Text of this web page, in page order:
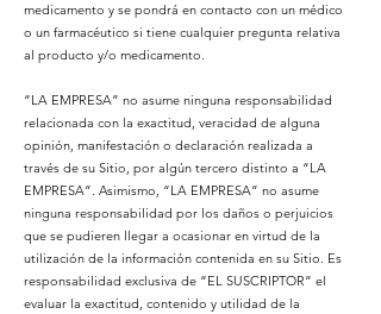
medicamento y se pondrá en contacto con un médico
o un farmacéutico si tiene cualquier pregunta relativa
al producto y/o medicamento.
“LA EMPRESA” no asume ninguna responsabilidad
relacionada con la exactitud, veracidad de alguna
opinión, manifestación o declaración realizada a
través de su Sitio, por algún tercero distinto a “LA
EMPRESA”. Asimismo, “LA EMPRESA” no asume
ninguna responsabilidad por los daños o perjuicios
que se pudieren llegar a ocasionar en virtud de la
utilización de la información contenida en su Sitio. Es
responsabilidad exclusiva de “EL SUSCRIPTOR” el
evaluar la exactitud, contenido y utilidad de la